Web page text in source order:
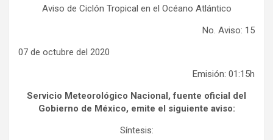
Aviso de Ciclón Tropical en el Océano Atlántico
No. Aviso: 15
07 de octubre del 2020
Emisión: 01:15h
Servicio Meteorológico Nacional, fuente oficial del
Gobierno de México, emite el siguiente aviso:
Síntesis: